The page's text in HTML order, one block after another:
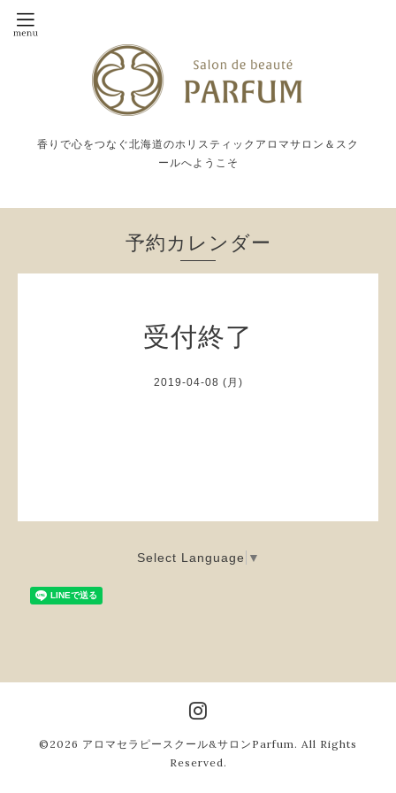
香りで心をつなぐ北海道のホリスティックアロマサロン＆スク
ールへようこそ
予約カレンダー
受付終了
2019-04-08 (月)
Select Language ▼
©2026 アロマセラピースクール&サロンParfum . All Rights
Reserved.